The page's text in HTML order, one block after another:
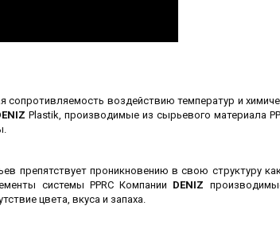
воздействию температур и
Plastik, производимые из сырьевого материала
препятствует проникновению в свою структуру
системы PPRC Компании DENIZ
цвета, вкуса и запаха.